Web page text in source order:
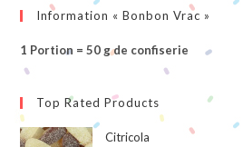
Information « Bonbon Vrac »
1 Portion = 50 g de confiserie
Top Rated Products
Citricola